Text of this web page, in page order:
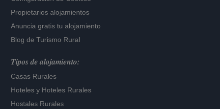
Propietarios alojamientos
Anuncia gratis tu alojamiento
Blog de Turismo Rural
Tipos de alojamiento:
Casas Rurales
Hoteles y Hoteles Rurales
Hostales Rurales